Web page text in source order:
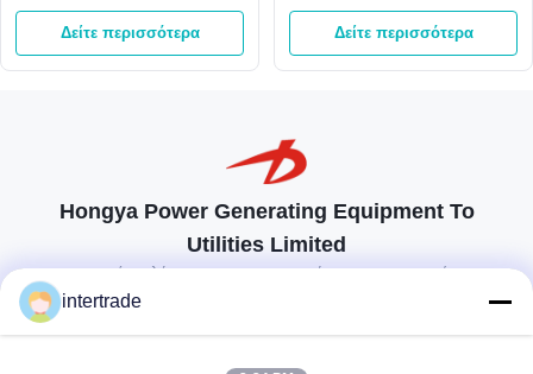
1000RPM, Πτερωτή από
Ανοξείδωτο Χάλυβα και
Σύστημα Ελέγχου Διέγερσης
Δείτε περισσότερα
σύστημα ελέγχου διέγερσης
χωρίς βούρτσα για 50-700
μέτρα ορίζοντα
Δείτε περισσότερα
Hongya Power Generating Equipment To
Utilities Limited
προσαρμοσμένες λύσεις για να ανταποκρίνονται στις απαιτήσεις των
intertrade